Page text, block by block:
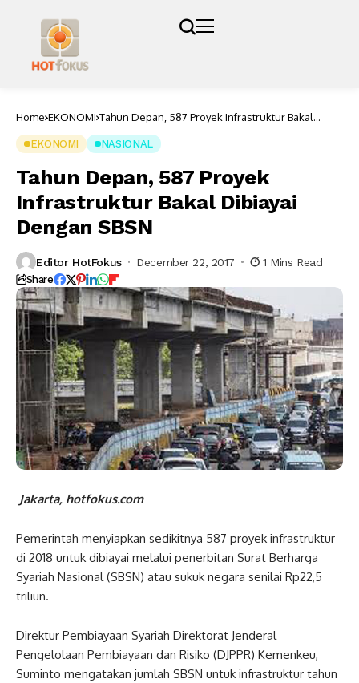
Home EKONOMI Tahun Depan, 587 Proyek Infrastruktur Bakal
EKONOMI NASIONAL
Tahun Depan, 587 Proyek
Infrastruktur Bakal Dibiayai
Dengan SBSN
Editor HotFokus December 22, 2017 1 Mins Read
Share
Jakarta, hotfokus.com
Pemerintah menyiapkan sedikitnya 587 proyek infrastruktur
di 2018 untuk dibiayai melalui penerbitan Surat Berharga
Syariah Nasional (SBSN) atau sukuk negara senilai Rp22,5
triliun.
Direktur Pembiayaan Syariah Direktorat Jenderal
Pengelolaan Pembiayaan dan Risiko (DJPPR) Kemenkeu,
Suminto mengatakan jumlah SBSN untuk infrastruktur tahun